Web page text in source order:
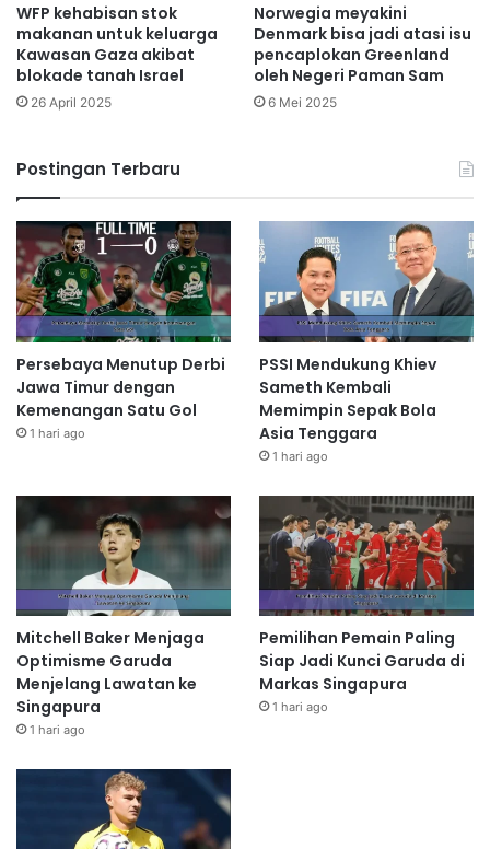
WFP kehabisan stok
makanan untuk keluarga
Kawasan Gaza akibat
blokade tanah Israel
26 April 2025
Norwegia meyakini
Denmark bisa jadi atasi isu
pencaplokan Greenland
oleh Negeri Paman Sam
6 Mei 2025
Postingan Terbaru
Persebaya Menutup Derbi
Jawa Timur dengan
Kemenangan Satu Gol
1 hari ago
PSSI Mendukung Khiev
Sameth Kembali
Memimpin Sepak Bola
Asia Tenggara
1 hari ago
Mitchell Baker Menjaga
Optimisme Garuda
Menjelang Lawatan ke
Singapura
1 hari ago
Pemilihan Pemain Paling
Siap Jadi Kunci Garuda di
Markas Singapura
1 hari ago